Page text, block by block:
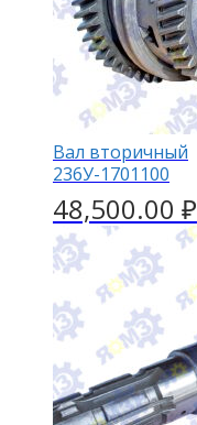
Вал вторичный
236У-1701100
48,500.00 ₽